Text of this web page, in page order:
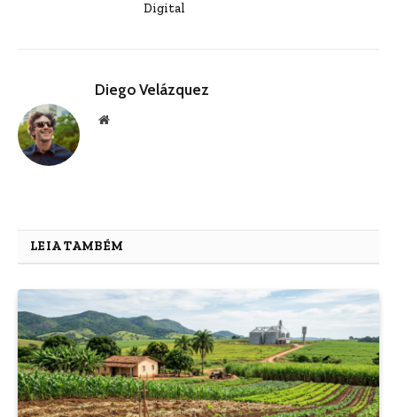
Digital
Diego Velázquez
Website
LEIA TAMBÉM